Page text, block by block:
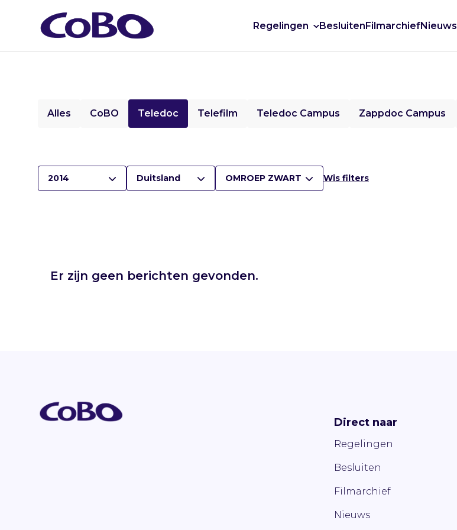
Regelingen BesluitenFilmarchiefNieuws
Alles CoBO Teledoc Telefilm Teledoc Campus Zappdoc Campus
2014 Duitsland OMROEP ZWART Wis filters
Er zijn geen berichten gevonden.
Direct naar
Regelingen
Besluiten
Filmarchief
Nieuws